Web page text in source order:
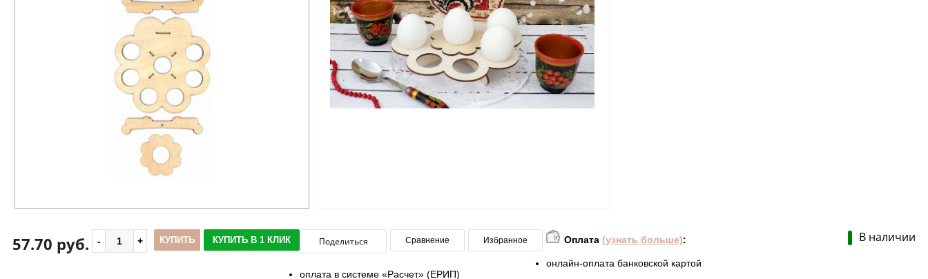
В наличии
57.70 руб. КУПИТЬ КУПИТЬ В 1 КЛИК Поделиться Сравнение Избранное Оплата (узнать больше):
онлайн-оплата банковской картой
оплата в системе «Расчет» (ЕРИП)